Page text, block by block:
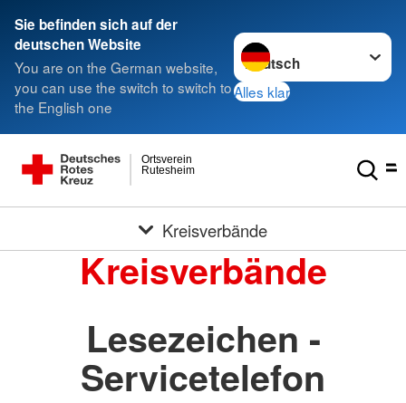
Sie befinden sich auf der
deutschen Website
You are on the German website,
you can use the switch to switch to
the English one
Sprache wechseln zu
Alles klar
Rutesheim
Ortsverein
Kreisverbände
Kreisverbände
Lesezeichen -
Servicetelefon